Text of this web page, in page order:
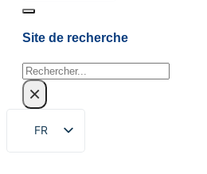
Site de recherche
Rechercher
×
FR
EN